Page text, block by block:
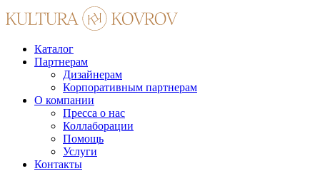
Каталог
Партнерам
Дизайнерам
Корпоративным партнерам
О компании
Пресса о нас
Коллаборации
Помощь
Услуги
Контакты